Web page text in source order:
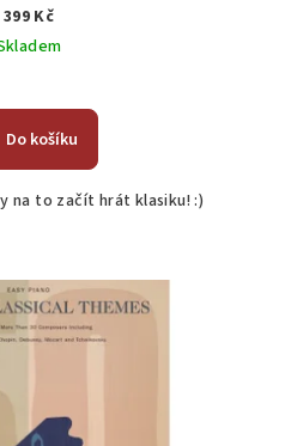
399 Kč
Do košíku
na to začít hrát klasiku! :)